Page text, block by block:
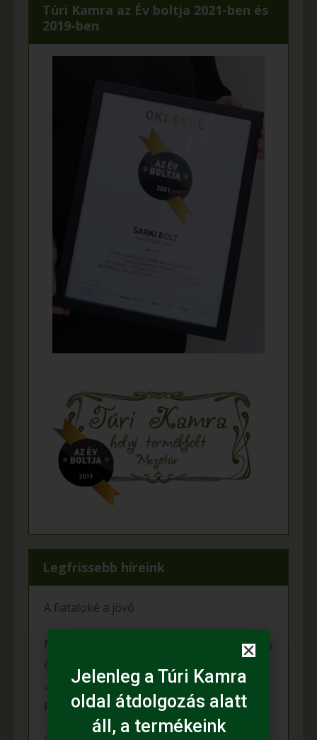
Túri Kamra az Év boltja 2021-ben és
2019-ben
Legfrissebb híreink
A fiataloké a jövő
Mihalina Máté pàlyàzatot nyert a Kulturàlis
ès Innovàciós Minisztèrium àltal kiîrt
„Nemzet Fiatal Tehetsègeièrt Ösztöndîj”
programon
Jelenleg a Túri Kamra
oldal átdolgozás alatt
áll, a termékeink